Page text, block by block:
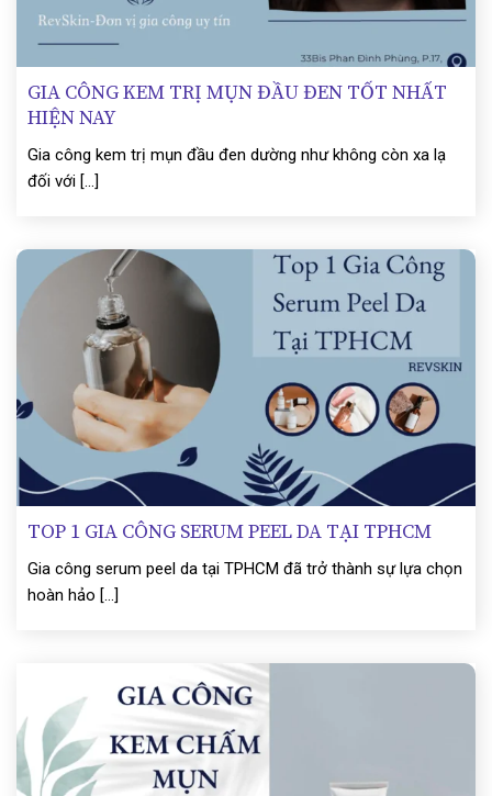
GIA CÔNG KEM TRỊ MỤN ĐẦU ĐEN TỐT NHẤT
HIỆN NAY
Gia công kem trị mụn đầu đen dường như không còn xa lạ
đối với [...]
TOP 1 GIA CÔNG SERUM PEEL DA TẠI TPHCM
Gia công serum peel da tại TPHCM đã trở thành sự lựa chọn
hoàn hảo [...]